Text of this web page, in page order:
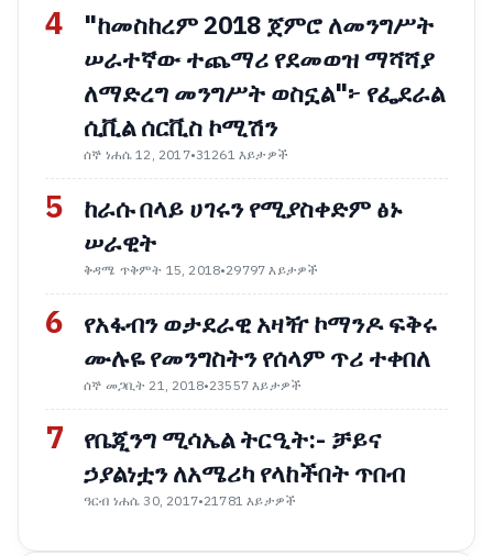
4
"ከመስከረም 2018 ጀምሮ ለመንግሥት
ሠራተኛው ተጨማሪ የደመወዝ ማሻሻያ
ለማድረግ መንግሥት ወስኗል"፦ የፌደራል
ሲቪል ሰርቪስ ኮሚሽን
ሰኞ ነሐሴ 12, 2017•31261 እይታዎች
5
ከራሱ በላይ ሀገሩን የሚያስቀድም ፅኑ
ሠራዊት
ቅዳሜ ጥቅምት 15, 2018•29797 እይታዎች
6
የአፋብን ወታደራዊ አዛዥ ኮማንዶ ፍቅሩ
ሙሉዬ የመንግስትን የሰላም ጥሪ ተቀበለ
ሰኞ መጋቢት 21, 2018•23557 እይታዎች
7
የቤጂንግ ሚሳኤል ትርዒት:- ቻይና
ኃያልነቷን ለአሜሪካ የላከችበት ጥበብ
ዓርብ ነሐሴ 30, 2017•21781 እይታዎች